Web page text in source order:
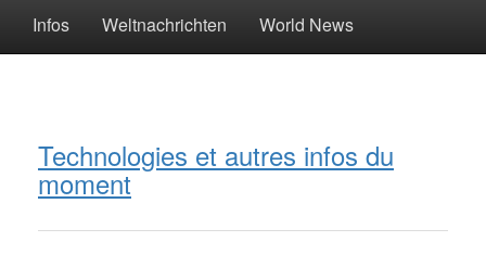
Infos Weltnachrichten World News
Technologies et autres infos du
moment